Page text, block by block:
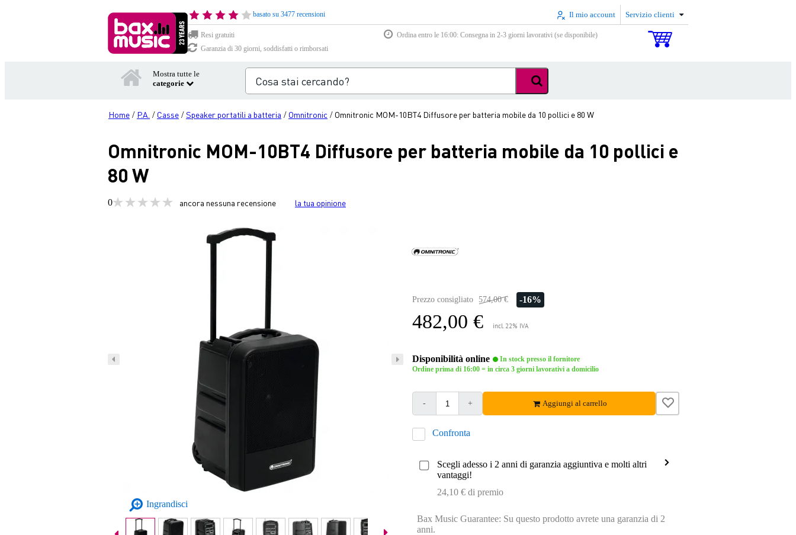
basato su 3477 recensioni Il mio account Servizio clienti
Resi gratuiti
Ordina entro le 16:00: Consegna in 2-3 giorni lavorativi (se disponibile)
Garanzia di 30 giorni, soddisfatti o rimborsati
Mostra tutte le
categorie
Home / P.A. / Casse /Speaker portatili a batteria / Omnitronic / Omnitronic MOM-10BT4 Diffusore per batteria mobile da 10 pollici e 80 W
Omnitronic MOM-10BT4 Diffusore per batteria mobile da 10 pollici e
80 W
0 ancora nessuna recensione la tua opinione
Ingrandisci
Prezzo consigliato 574,00 € -16%
482,00 € incl. 22% IVA
Disponibilità online
In stock presso il fornitore
Ordine prima di 16:00 = in circa 3 giorni lavorativi a domicilio
- + Aggiungi al carrello
Confronta
Scegli adesso i 2 anni di garanzia aggiuntiva e molti altri
vantaggi!
24,10 € di premio
Bax Music Guarantee: Su questo prodotto avrete una garanzia di 2
anni.